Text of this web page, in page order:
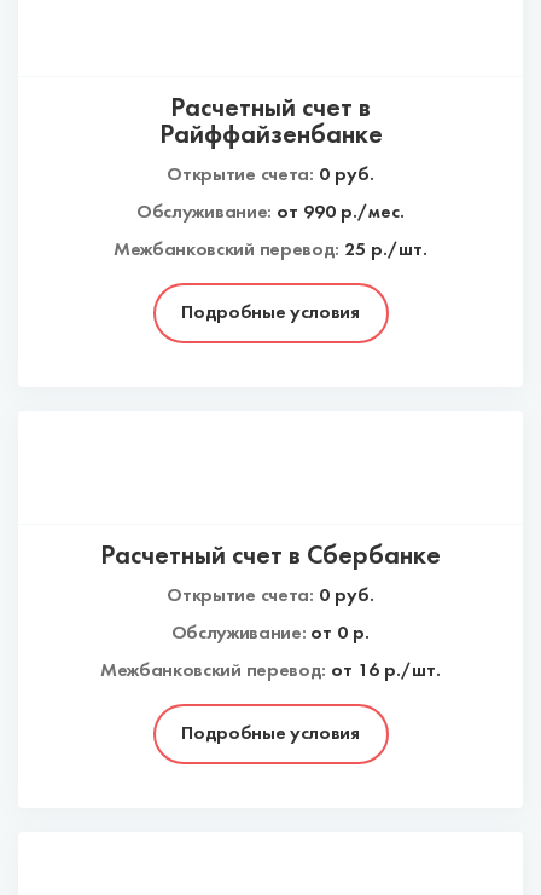
Подробные условия
Расчетный счет в
Райффайзенбанке
Открытие счета: 0руб.
Обслуживание: от 990р./мес.
Межбанковский перевод: 25 р./шт.
Подробные условия
Расчетный счет в Сбербанке
Открытие счета: 0руб.
Обслуживание: от 0 р.
Межбанковский перевод: от 16 р./шт.